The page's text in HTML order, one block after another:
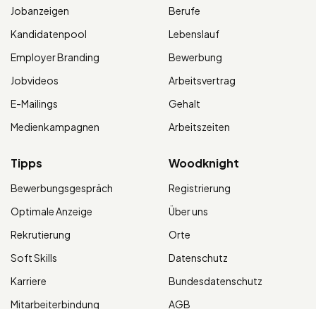
Jobanzeigen
Kandidatenpool
Employer Branding
Jobvideos
E-Mailings
Medienkampagnen
Berufe
Lebenslauf
Bewerbung
Arbeitsvertrag
Gehalt
Arbeitszeiten
Tipps
Bewerbungsgespräch
Optimale Anzeige
Rekrutierung
Soft Skills
Karriere
Mitarbeiterbindung
Woodknight
Registrierung
Über uns
Orte
Datenschutz
Bundesdatenschutz
AGB